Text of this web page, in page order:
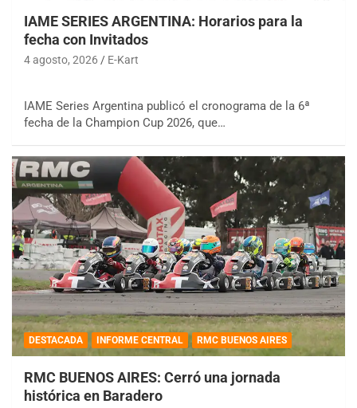
IAME SERIES ARGENTINA: Horarios para la
fecha con Invitados
4 agosto, 2026 E-Kart
IAME Series Argentina publicó el cronograma de la 6ª
fecha de la Champion Cup 2026, que…
DESTACADA INFORME CENTRAL RMC BUENOS AIRES
RMC BUENOS AIRES: Cerró una jornada
histórica en Baradero